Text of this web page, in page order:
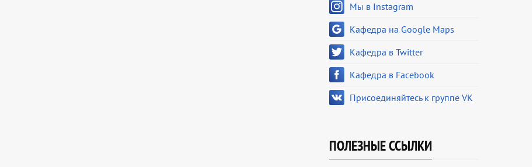
Мы в Instagram
Кафедра на Google Maps
Кафедра в Twitter
Кафедра в Facebook
Присоединяйтесь к группе VK
ПОЛЕЗНЫЕ ССЫЛКИ